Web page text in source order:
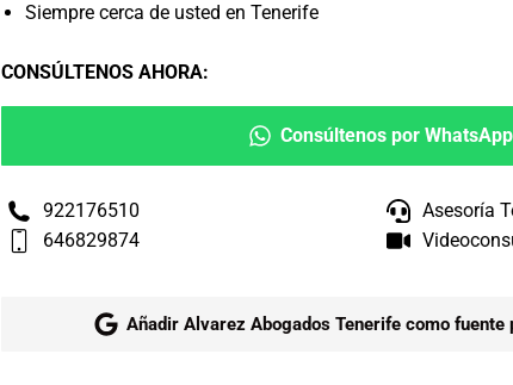
Siempre cerca de usted en Tenerife
CONSÚLTENOS AHORA:
Consúltenos por WhatsApp
922176510
646829874
Asesoría
Añadir Alvarez Abogados Tenerife como fuente